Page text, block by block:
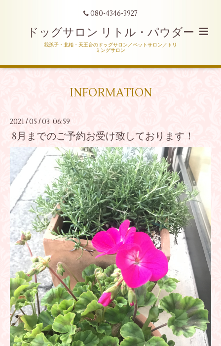
080-4346-3927
ドッグサロン リトル・パウダー
我孫子・北柏・天王台のドッグサロン／ペットサロン／トリ
ミングサロン
INFORMATION
2021 / 05 / 03 06:59
8月までのご予約お受け致しております！